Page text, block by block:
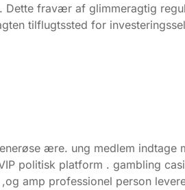
fravær af glimmeragtig
tilflugtssted for
ære. ung medlem indtage
politisk platform . gambling
amp professionel person